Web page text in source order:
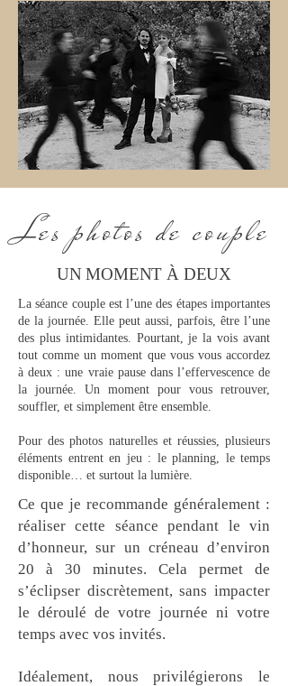
Les photos de couple
UN MOMENT À DEUX
La séance couple est l’une des étapes importantes
de la journée. Elle peut aussi, parfois, être l’une
des plus intimidantes. Pourtant, je la vois avant
tout comme un moment que vous vous accordez
à deux : une vraie pause dans l’effervescence de
la journée. Un moment pour vous retrouver,
souffler, et simplement être ensemble.
Pour des photos naturelles et réussies, plusieurs
éléments entrent en jeu : le planning, le temps
disponible… et surtout la lumière.
Ce que je recommande généralement :
réaliser cette séance pendant le vin
d’honneur, sur un créneau d’environ
20 à 30 minutes. Cela permet de
s’éclipser discrètement, sans impacter
le déroulé de votre journée ni votre
temps avec vos invités.
Idéalement, nous privilégierons le